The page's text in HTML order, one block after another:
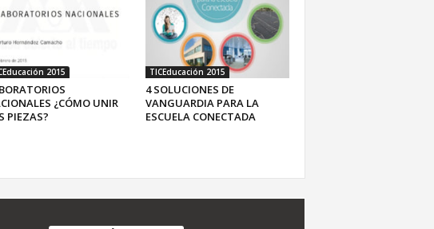
2015
¿CÓMO UNIR
PIEZAS?
TICEducación 2015
4 SOLUCIONES DE
VANGUARDIA PARA LA
ESCUELA CONECTADA